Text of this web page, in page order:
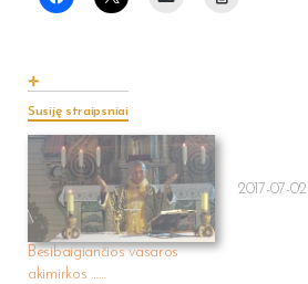
Susiję straipsniai
Besibaigiančios vasaros
akimirkos ……
2017-07-02